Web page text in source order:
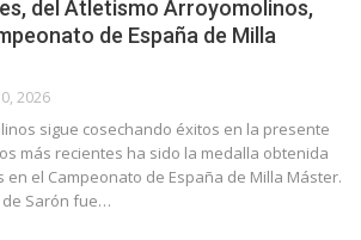
del Atletismo Arroyomolinos,
de España de Milla
2026
sigue cosechando éxitos en la presente
más recientes ha sido la medalla obtenida
el Campeonato de España de Milla Máster.
de Sarón fue…